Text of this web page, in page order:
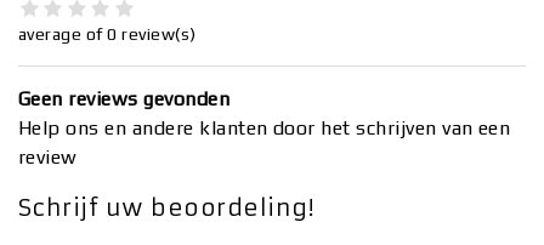
average of 0 review(s)
Geen reviews gevonden
Help ons en andere klanten door het schrijven van een
review
Schrijf uw beoordeling!